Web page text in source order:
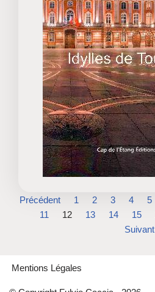
Précédent 1 2 3 4 5
11
12 13 14 15
Suivant
Mentions Légales